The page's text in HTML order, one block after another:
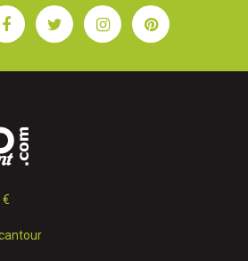
FacebookTwitterInstagramPinterest